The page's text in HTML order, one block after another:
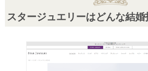
スタージュエリーはどんな結婚